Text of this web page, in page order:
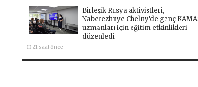
Birleşik Rusya aktivistleri,
Naberezhnye Chelny’de genç
uzmanları için eğitim etkinlikleri
düzenledi
21 saat önce